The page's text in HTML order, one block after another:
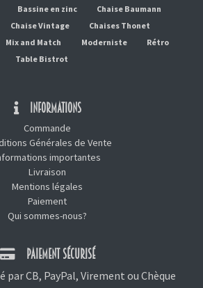
Bassine en zinc
Chaise Baumann
Chaise Vintage
Chaises Thonet
Mix and Match Moderniste
Rétro
Table Bistrot
INFORMATIONS
Commande
Générales de Vente
importantes
Livraison
Mentions légales
Paiement
Qui sommes-nous?
PAIEMENT SÉCURISÉ
par CB, PayPal, Virement ou Chèque